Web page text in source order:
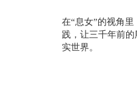
在“息女”的视角
践 ，让三千年前
实世界。